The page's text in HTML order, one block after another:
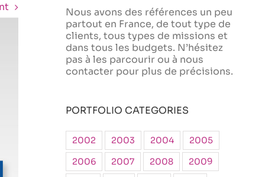
Nous avons des références un peu
partout en France, de tout type de
clients, tous types de missions et
dans tous les budgets. N’hésitez
pas à les parcourir ou à nous
contacter pour plus de précisions.
PORTFOLIO CATEGORIES
2002 2003 2004
2005
2006
2007 2008
2009